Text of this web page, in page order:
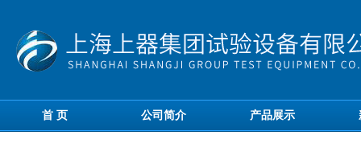
首 页 公司简介 产品展示